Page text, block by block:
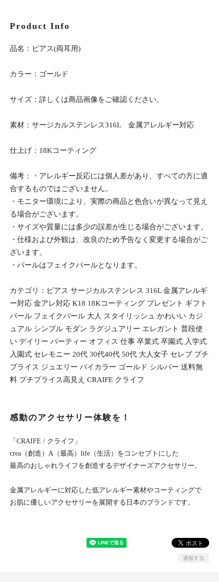
Product Info
品名：ピアス(両耳用)
カラー：ゴールド
サイズ：詳しくは商品画像をご確認ください。
素材：サージカルステンレス316L 金属アレルギー対応
仕上げ：18Kコーティング
備考：・アレルギー反応には個人差があり、すべての方に適
合するものではございません。
・モニター環境により、実際の商品と色合いが異なって見え
る場合がございます。
・サイズや質量には多少の誤差が生じる場合がございます。
・仕様および外観は、改良のため予告なく変更する場合がご
ざいます。
・パールはフェイクパールとなります。
カテゴリ：ピアス サージカルステンレス 316L 金属アレルギ
ー対応 金アレ対応 K18 18Kコーティング プレゼント ギフト
パール フェイクパール 大人 スタイリッシュ かわいい カジ
ュアル シンプル モダン ラグジュアリー エレガント 普段使
い デイリー パーティー オフィス 仕事 卒業式 卒園式 入学式
入園式 セレモニー 20代 30代40代 50代 大人女子 セレブ プチ
プライス ジュエリー バイカラー ゴールド シルバー 送料無
料 プチプライス高見え CRAIFE クライフ
感動のアクセサリー体験を！
「CRAIFE / クライフ」
crea（創造）A（最高）life（生活）をコンセプトにした
最高のおしゃれライフを創造するデザイナーズアクセサリー。
金属アレルギーに対応した低アレルギー素材やコーティングで
お肌に優しいアクセサリーを展開する日本のブランドです。
通報する